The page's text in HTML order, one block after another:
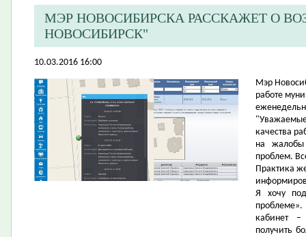
МЭР НОВОСИБИРСКА РАССКАЖЕТ О
НОВОСИБИРСК"
10.03.2016 16:00
​Мэр
работе
качества
на жалобы
проблем.
Практика
Я хочу
кабинет –
получить